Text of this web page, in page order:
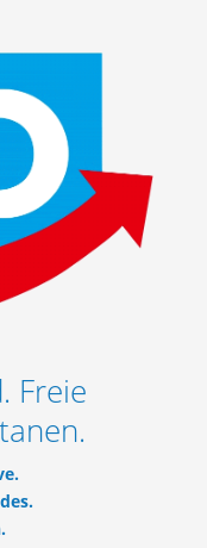
Freie